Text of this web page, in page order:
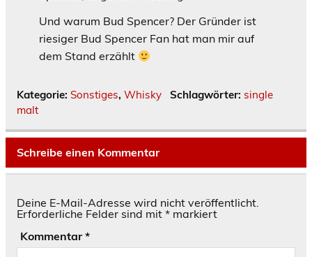
Und warum Bud Spencer? Der Gründer ist
riesiger Bud Spencer Fan hat man mir auf
dem Stand erzählt
Kategorie: Sonstiges, Whisky Schlagwörter: single
malt
Schreibe einen Kommentar
Deine E-Mail-Adresse wird nicht veröffentlicht.
Erforderliche Felder sind mit * markiert
Kommentar*